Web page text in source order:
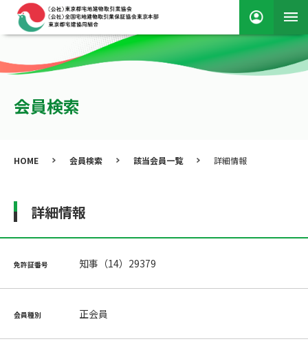
会員検索
HOME 会員検索 該当会員一覧 詳細情報
詳細情報
免許証番号 知事（14）29379
会員種別 正会員